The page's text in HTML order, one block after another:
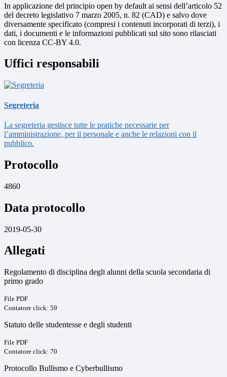
In applicazione del principio open by default ai sensi dell’articolo 52
del decreto legislativo 7 marzo 2005, n. 82 (CAD) e salvo dove
diversamente specificato (compresi i contenuti incorporati di terzi), i
dati, i documenti e le informazioni pubblicati sul sito sono rilasciati
con licenza CC-BY 4.0.
Uffici responsabili
Segreteria
La segreteria gestisce tutte le pratiche necessarie per
l’amministrazione, per il personale e anche le relazioni con il
pubblico.
Protocollo
4860
Data protocollo
2019-05-30
Allegati
Regolamento di disciplina degli alunni della scuola secondaria di
primo grado
File PDF
Contatore click: 59
Statuto delle studentesse e degli studenti
File PDF
Contatore click: 70
Protocollo Bullismo e Cyberbullismo